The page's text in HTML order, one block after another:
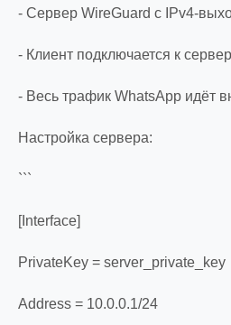
- Сервер WireGuard с IPv4-
- Клиент подключается к
- Весь трафик WhatsApp идёт
Настройка сервера:
```
[Interface]
PrivateKey = server_private_key
Address = 10.0.0.1/24